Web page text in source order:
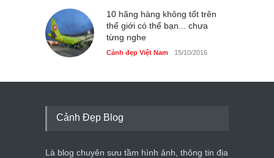
10 hãng hàng không tốt trên
thế giới có thể bạn... chưa
từng nghe
Cảnh đẹp Việt Nam 15/10/2016
Cảnh Đẹp Blog
Là blog chuyên sưu tầm hình ảnh, thông tin địa